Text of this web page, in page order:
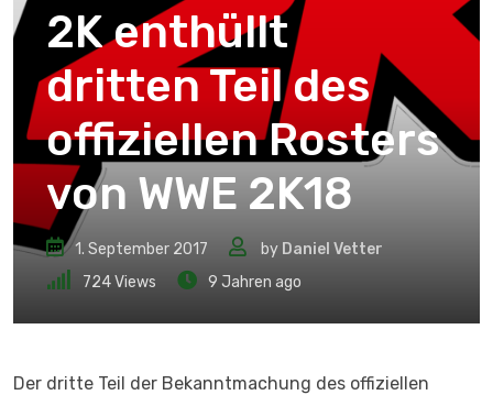
2K enthüllt
dritten Teil des
offiziellen Rosters
von WWE 2K18
1. September 2017 by Daniel Vetter
724Views 9 Jahren ago
Der dritte Teil der Bekanntmachung des offiziellen